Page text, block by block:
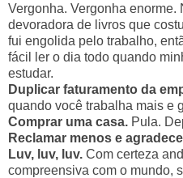
Vergonha. Vergonha enorme.
devoradora de livros que
fui engolida pelo trabalho,
fácil ler o dia todo quando
estudar.
Duplicar faturamento da
quando você trabalha mais e
Comprar uma casa. Pula.
Reclamar menos e
Luv, luv, luv. Com certeza
compreensiva com o mundo,